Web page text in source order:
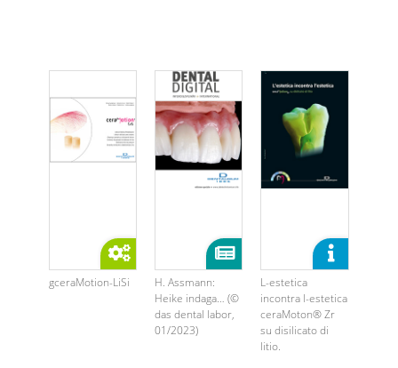
gceraMotion-LiSi
H. Assmann:
Heike indaga… (©
das dental labor,
01/2023)
L-estetica
incontra l-estetica
ceraMoton® Zr
su disilicato di
litio.